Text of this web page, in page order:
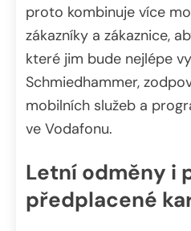
proto kombinuje více
zákazníky a zákaznice,
které jim bude nejlépe
Schmiedhammer,
mobilních služeb a
ve Vodafonu.
Letní odměny i
předplacené